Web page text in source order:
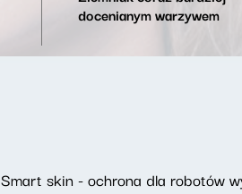
docenianym warzywem
Smart skin - ochrona dla robotów